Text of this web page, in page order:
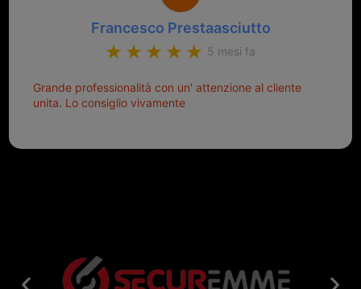
Francesco Prestaasciutto
5 mesi fa
Grande professionalità con un' attenzione al cliente
unita. Lo consiglio vivamente